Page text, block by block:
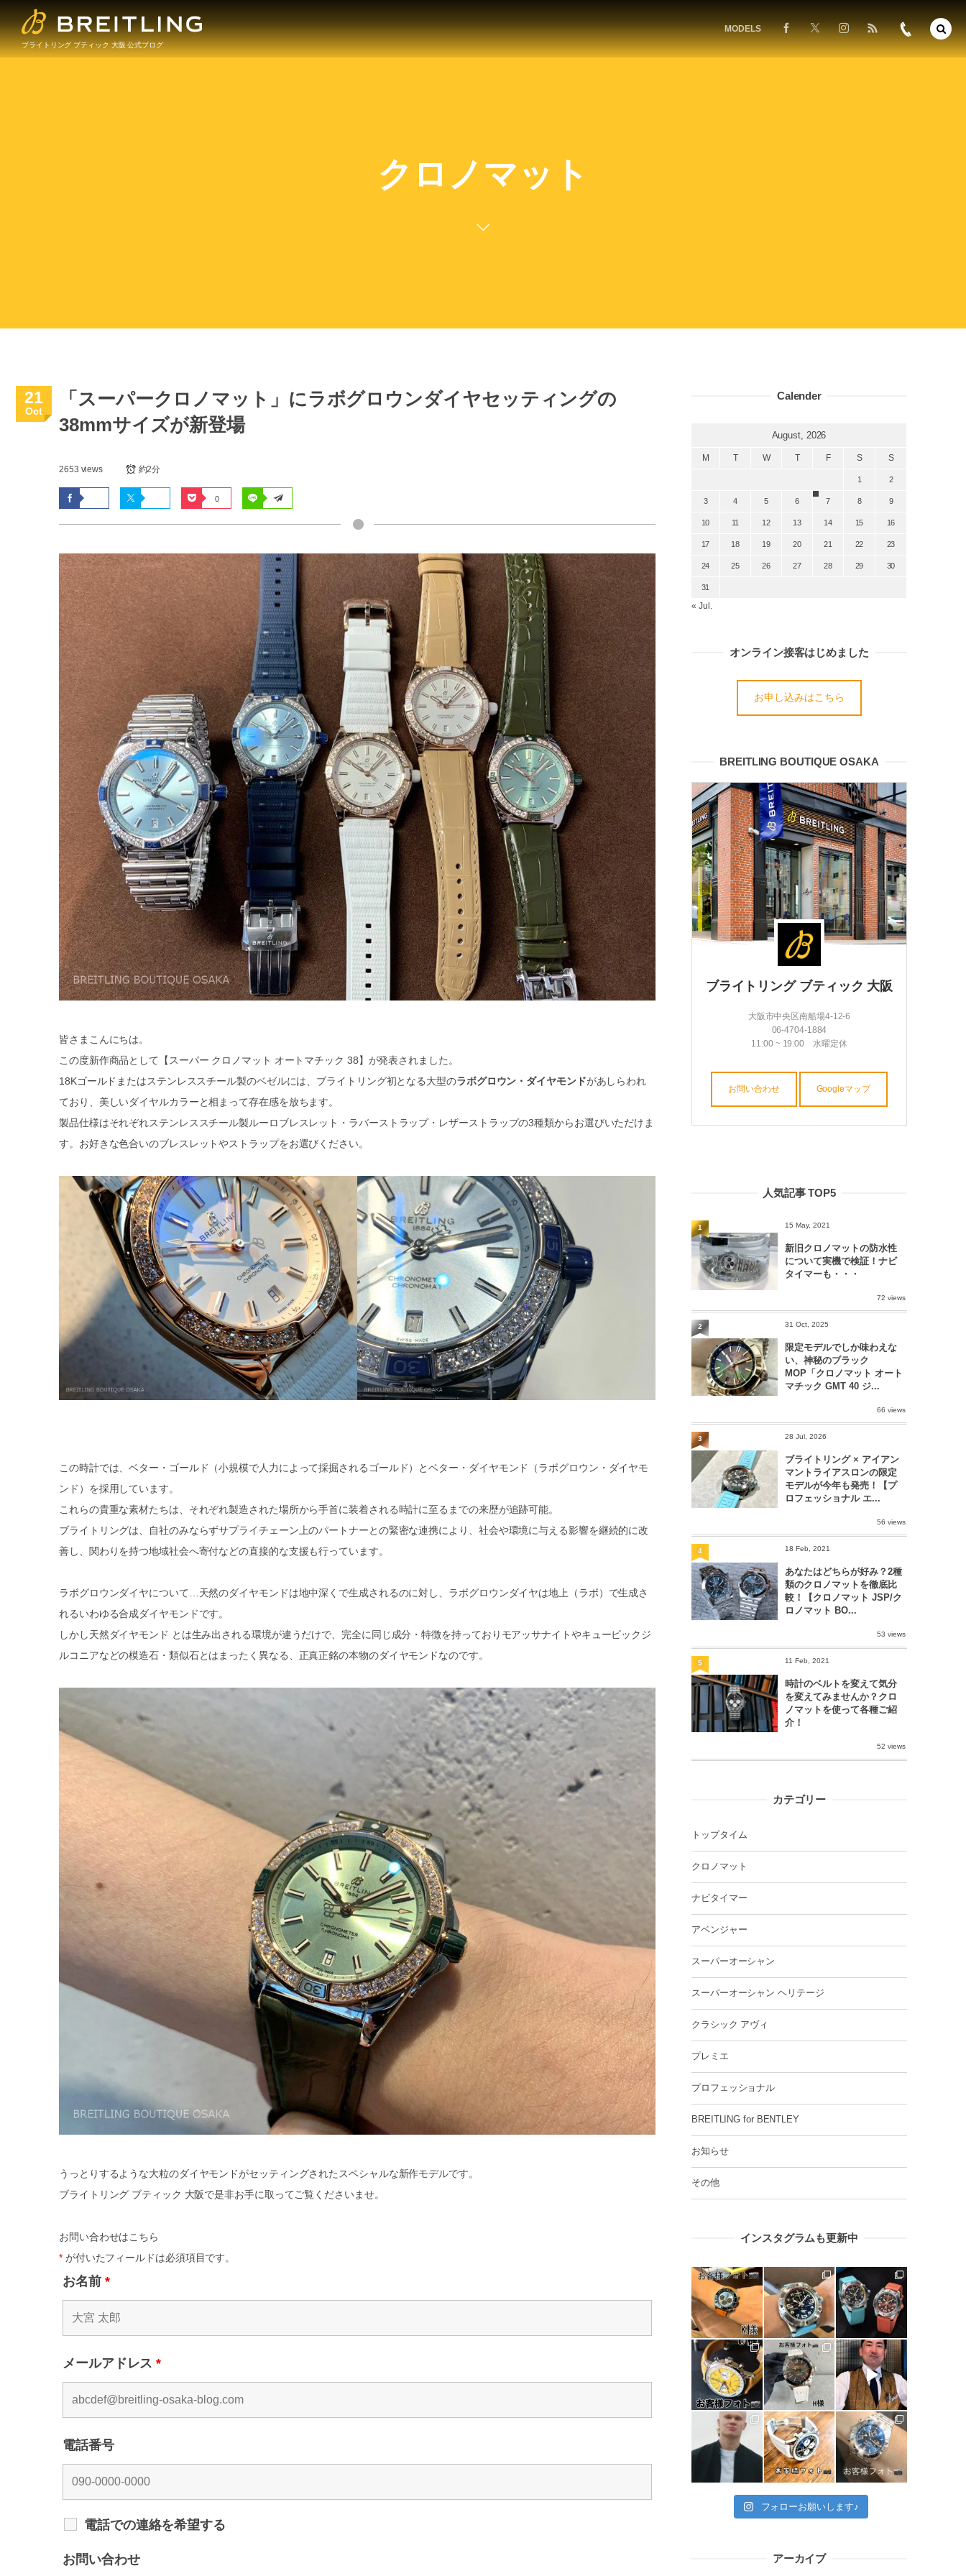
ブライトリング ブティック 大阪 公式ブログ
MODELS
クロノマット
21
Oct
「スーパークロノマット」にラボグロウンダイヤセッティングの
38mmサイズが新登場
2653 views 約2分
0
皆さまこんにちは。
この度新作商品として【スーパー クロノマット オートマチック 38】が発表されました。
18Kゴールドまたはステンレススチール製のベゼルには、ブライトリング初となる大型のラボグロウン・ダイヤモンドがあしらわれ
ており、美しいダイヤルカラーと相まって存在感を放ちます。
製品仕様はそれぞれステンレススチール製ルーロブレスレット・ラバーストラップ・レザーストラップの3種類からお選びいただけま
す。お好きな色合いのブレスレットやストラップをお選びください。
この時計では、ベター・ゴールド（小規模で人力によって採掘されるゴールド）とベター・ダイヤモンド（ラボグロウン・ダイヤモ
ンド）を採用しています。
これらの貴重な素材たちは、それぞれ製造された場所から手首に装着される時計に至るまでの来歴が追跡可能。
ブライトリングは、自社のみならずサプライチェーン上のパートナーとの緊密な連携により、社会や環境に与える影響を継続的に改
善し、関わりを持つ地域社会へ寄付などの直接的な支援も行っています。
ラボグロウンダイヤについて…天然のダイヤモンドは地中深くで生成されるのに対し、ラボグロウンダイヤは地上（ラボ）で生成さ
れるいわゆる合成ダイヤモンドです。
しかし天然ダイヤモンド とは生み出される環境が違うだけで、完全に同じ成分・特徴を持っておりモアッサナイトやキュービックジ
ルコニアなどの模造石・類似石とはまったく異なる、正真正銘の本物のダイヤモンドなのです。
うっとりするような大粒のダイヤモンドがセッティングされたスペシャルな新作モデルです。
ブライトリング ブティック 大阪で是非お手に取ってご覧くださいませ。
お問い合わせはこちら
*が付いたフィールドは必須項目です。
お名前 *
メールアドレス*
電話番号
電話での連絡を希望する
お問い合わせ
Calender
August, 2026
M T W T F S S
1 2
3 4 5 6 7 8 9
10 11 12 13 14 15 16
17 18 19 20 21 22 23
24 25 26 27 28 29 30
31
« Jul.
オンライン接客はじめました
お申し込みはこちら
BREITLING BOUTIQUE OSAKA
ブライトリング ブティック 大阪
大阪市中央区南船場4-12-6
06-4704-1884
11:00 ~ 19:00 水曜定休
お問い合わせ Googleマップ
人気記事 TOP5
15 May, 2021
新旧クロノマットの防水性
について実機で検証！ナビ
タイマーも・・・
72 views
1
31 Oct, 2025
限定モデルでしか味わえな
い、神秘のブラック
MOP「クロノマット オート
マチック GMT 40 ジ...
66 views
2
28 Jul, 2026
ブライトリング × アイアン
マントライアスロンの限定
モデルが今年も発売！【プ
ロフェッショナル エ...
56 views
3
18 Feb, 2021
あなたはどちらが好み？2種
類のクロノマットを徹底比
較！【クロノマット JSP/ク
ロノマット BO...
53 views
4
11 Feb, 2021
時計のベルトを変えて気分
を変えてみませんか？クロ
ノマットを使って各種ご紹
介！
52 views
5
カテゴリー
トップタイム
クロノマット
ナビタイマー
アベンジャー
スーパーオーシャン
スーパーオーシャン ヘリテージ
クラシック アヴィ
プレミエ
プロフェッショナル
BREITLING for BENTLEY
お知らせ
その他
インスタグラムも更新中
フォローお願いします♪
アーカイブ